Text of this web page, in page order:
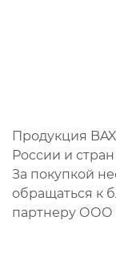
Продукция
России и
За покупкой
обращаться к
партнеру ООО